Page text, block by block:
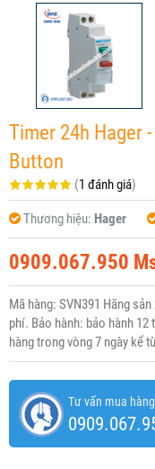
Timer 24h Hager
Button
(1 đánh giá)
Thương hiệu: Hager
0909.067.950
Mã hàng: SVN391 Hãng
phí. Bảo hành: bảo hành
hàng trong vòng 7 ngày kể
Tư vấn mua hàng